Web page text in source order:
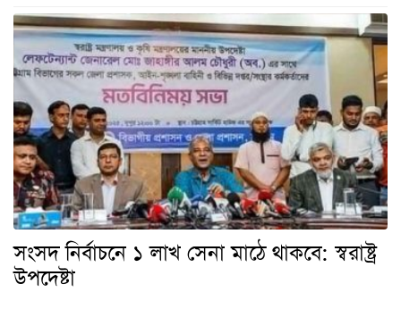
সংসদ নির্বাচনে ১ লাখ সেনা মাঠে থাকবে: স্বরাষ্ট্র
উপদেষ্টা